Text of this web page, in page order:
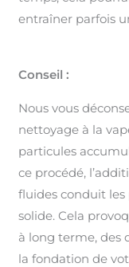
entraîner parfois
Conseil :
Nous vous
nettoyage à la
particules
ce procédé,
fluides conduit
solide. Cela
à long terme, des
la fondation de